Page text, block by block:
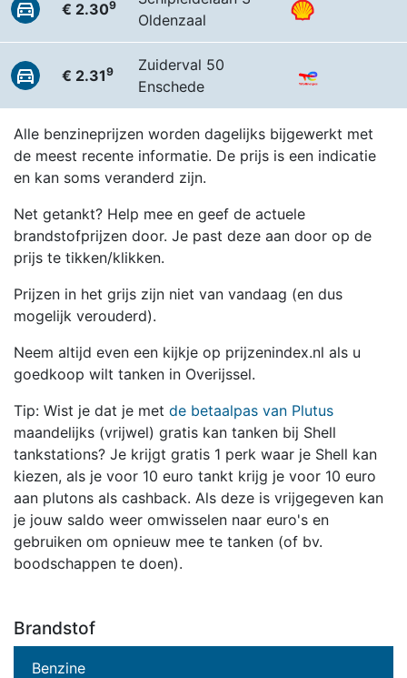
€ 2.309
Oldenzaal
€ 2.319
Zuiderval 50
Enschede
Alle benzineprijzen worden dagelijks bijgewerkt met
de meest recente informatie. De prijs is een indicatie
en kan soms veranderd zijn.
Net getankt? Help mee en geef de actuele
brandstofprijzen door. Je past deze aan door op de
prijs te tikken/klikken.
Prijzen in het grijs zijn niet van vandaag (en dus
mogelijk verouderd).
Neem altijd even een kijkje op prijzenindex.nl als u
goedkoop wilt tanken in Overijssel.
Tip: Wist je dat je met de betaalpas van Plutus
maandelijks (vrijwel) gratis kan tanken bij Shell
tankstations? Je krijgt gratis 1 perk waar je Shell kan
kiezen, als je voor 10 euro tankt krijg je voor 10 euro
aan plutons als cashback. Als deze is vrijgegeven kan
je jouw saldo weer omwisselen naar euro's en
gebruiken om opnieuw mee te tanken (of bv.
boodschappen te doen).
Brandstof
Benzine